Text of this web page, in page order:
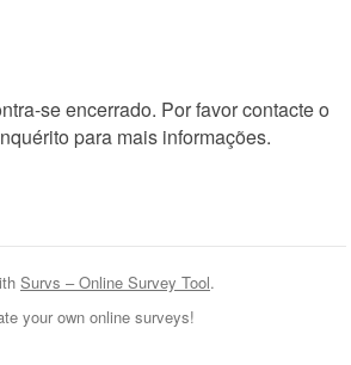
se encerrado. Por favor contacte o
para mais informações.
Survs – Online Survey Tool.
your own online surveys!